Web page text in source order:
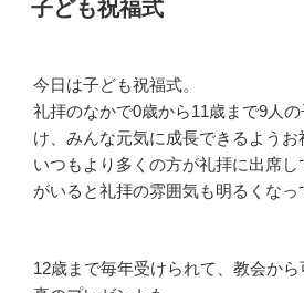
日:
子ども祝福式
今日は子ども祝福式。
礼拝のなかで0歳から11歳まで9人
け、みんな元気に成長できるようお
いつもより多くの方が礼拝に出席
がいると礼拝の雰囲気も明るくなっ
12歳まで毎年受けられて、教会か